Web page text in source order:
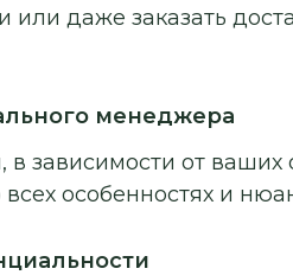
даже заказать
менеджера
в зависимости от
особенностях и